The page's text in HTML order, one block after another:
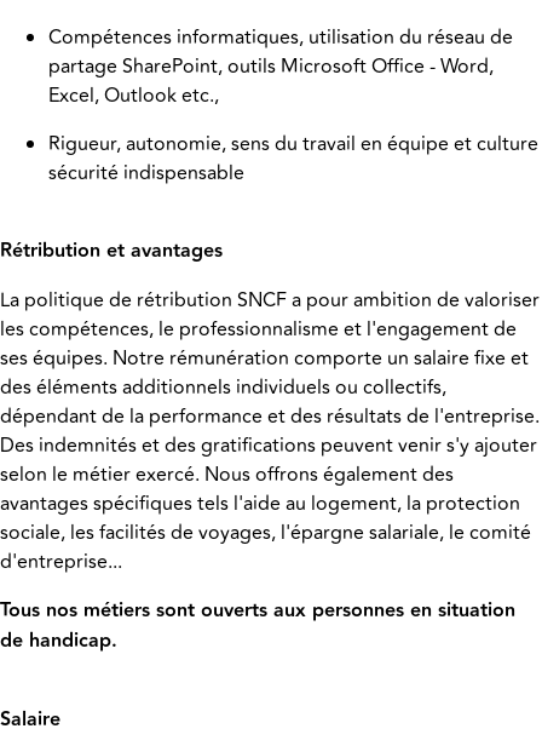
Compétences informatiques, utilisation du réseau de
partage SharePoint, outils Microsoft Office - Word,
Excel, Outlook etc.,
Rigueur, autonomie, sens du travail en équipe et culture
sécurité indispensable
Rétribution et avantages
La politique de rétribution SNCF a pour ambition de valoriser
les compétences, le professionnalisme et l'engagement de
ses équipes. Notre rémunération comporte un salaire fixe et
des éléments additionnels individuels ou collectifs,
dépendant de la performance et des résultats de l'entreprise.
Des indemnités et des gratifications peuvent venir s'y ajouter
selon le métier exercé. Nous offrons également des
avantages spécifiques tels l'aide au logement, la protection
sociale, les facilités de voyages, l'épargne salariale, le comité
d'entreprise...
Tous nos métiers sont ouverts aux personnes en situation
de handicap.
Salaire